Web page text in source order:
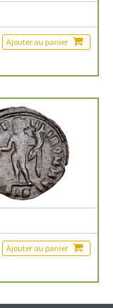
Ajouter au panier
Ajouter au panier